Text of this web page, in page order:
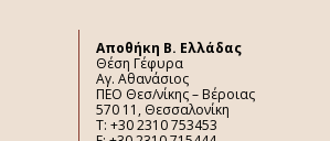
Aποθήκη Β. Ελλάδας
Θέση Γέφυρα
Αγ. Αθανάσιος
ΠΕΟ Θεσ/νίκης – Βέροιας
570 11, Θεσσαλονίκη
Τ: +30 2310 753453